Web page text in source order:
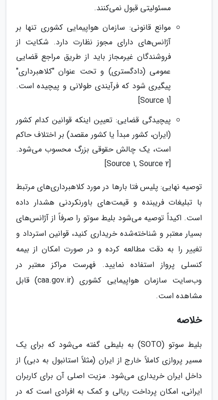
مسئولیتی قبول نمی‌کنند.
موانع قانونی: سازمان هواپیمایی کشوری تنها بر
آژانس‌های دارای مجوز نظارت دارد. شکایت از
فروشندگان غیرمجاز باید از طریق مراجع قضایی
عمومی (دادگستری) و تحت عنوان "کلاهبرداری"
پیگیری شود که فرآیندی طولانی و پیچیده است.
[Source 1]
پیچیدگی قضایی: تعیین اینکه قوانین کدام کشور
(ایران، کشور مبدأ یا کشور مقصد) بر اختلاف حاکم
است، یک چالش حقوقی بزرگ محسوب می‌شود.
[Source 1, Source 2]
توصیه نهایی: پلیس فتا بارها در مورد کلاهبرداری‌های مرتبط
با تبلیغات فریبنده و قیمت‌های باورنکردنی هشدار داده
است. اکیداً توصیه می‌شود بلیط سوتو را صرفاً از آژانس‌های
بسیار معتبر و شناخته‌شده خریداری کنید، قوانین استرداد و
تغییر را به دقت مطالعه کرده و در صورت امکان از بیمه
کنسلی پرواز استفاده نمایید. فهرست مراکز معتبر در
وب‌سایت سازمان هواپیمایی کشوری (caa.gov.ir) قابل
مشاهده است.
خلاصه
بلیط سوتو (SOTO) به بلیطی گفته می‌شود که برای یک
مسیر پروازی کاملاً خارج از ایران (مثلاً استانبول به دبی) از
داخل ایران خریداری می‌شود. مزیت اصلی آن برای کاربران
ایرانی، امکان پرداخت ریالی و کمک به افرادی است که در